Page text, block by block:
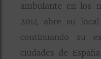
ambulante en los
2014 abre su
continuando su
ciudades de